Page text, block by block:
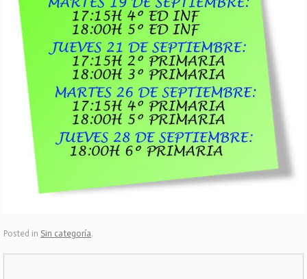
Posted in Sin categoría.